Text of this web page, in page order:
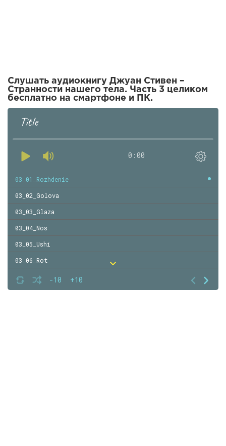
Слушать аудиокнигу Джуан Стивен –
Странности нашего тела. Часть 3 целиком
бесплатно на смартфоне и ПК.
Title
0:00
-10 +10
03_01_Rozhdenie
03_02_Golova
03_03_Glaza
03_04_Nos
03_05_Ushi
03_06_Rot
03_07_Kozha